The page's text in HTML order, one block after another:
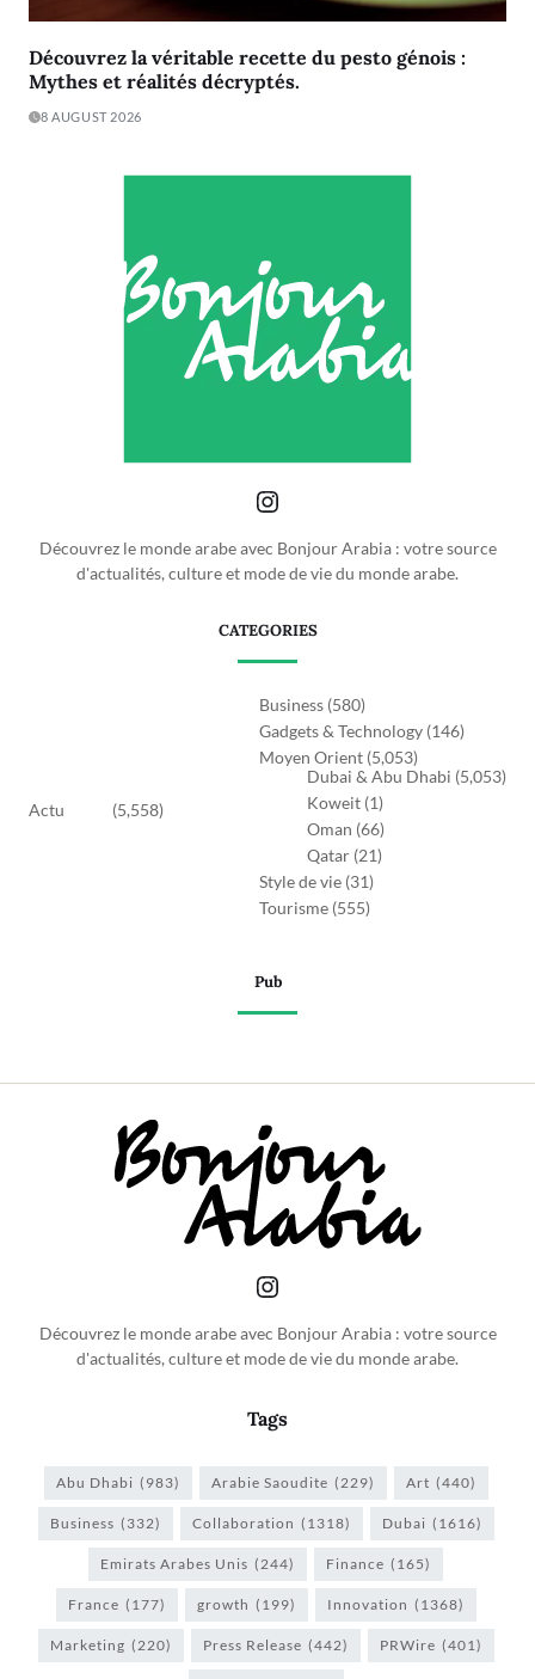
Découvrez la véritable recette du pesto génois :
Mythes et réalités décryptés.
8 AUGUST 2026
Découvrez le monde arabe avec Bonjour Arabia : votre source
d'actualités, culture et mode de vie du monde arabe.
CATEGORIES
Actu (5,558)
Business (580)
Gadgets & Technology (146)
Moyen Orient (5,053)
Dubai & Abu Dhabi (5,053)
Koweit (1)
Oman (66)
Qatar (21)
Style de vie (31)
Tourisme (555)
Pub
Découvrez le monde arabe avec Bonjour Arabia : votre source
d'actualités, culture et mode de vie du monde arabe.
Tags
Abu Dhabi (983) Arabie Saoudite (229) Art (440)
Business (332) Collaboration (1318) Dubai (1616)
Emirats Arabes Unis (244) Finance (165)
France (177) growth (199) Innovation (1368)
Marketing (220) Press Release (442) PRWire (401)